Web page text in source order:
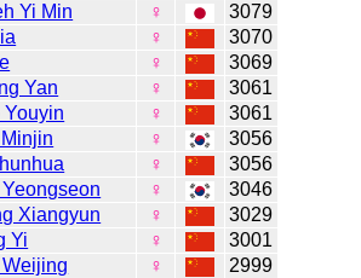
Yi Min ♀
3079
♀
3070
♀
3069
Yan ♀
3061
Youyin ♀
3061
♀
3056
♀
3056
♀
3046
Xiangyun ♀
3029
Yi ♀
3001
Weijing ♀
2999